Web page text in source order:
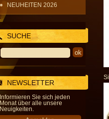
NEUHEITEN 2026
SUCHE
NEWSLETTER
Informieren Sie sich jeden
Monat über alle unsere
Neuigkeiten.